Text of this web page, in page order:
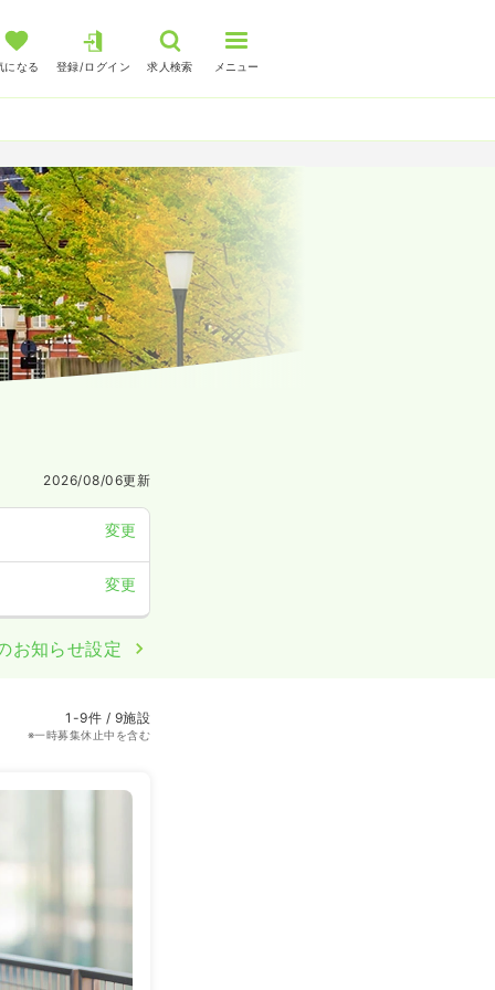
になる 登録/ログイン 求人検索 メニュー
2026/08/06更新
変更
変更
お知らせ設定
1-9件 / 9施設
※一時募集休止中を含む